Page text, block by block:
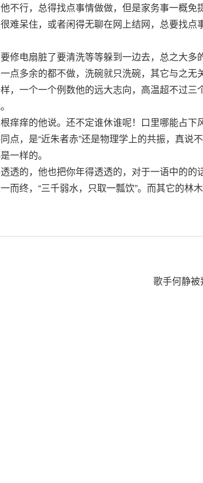
不行，总得找点事情做做，但是家务事一概免
难呆住，或者闲得无聊在网上结网，总要找点
修电扇脏了要清洗等等躲到一边去，总之大多
点多余的都不做，洗碗就只洗碗，其它与之无
，一个一个例数他的远大志向，高温超不过三
痒痒的他说。还不定谁休谁呢！口里哪能占下
点，是“近朱者赤”还是物理学上的共振，真说
一样的。
透的，他也把你年得透透的，对于一语中的的
而终，“三千弱水，只取一瓢饮”。而其它的林
歌手何静被